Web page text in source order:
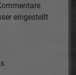
eingestellt